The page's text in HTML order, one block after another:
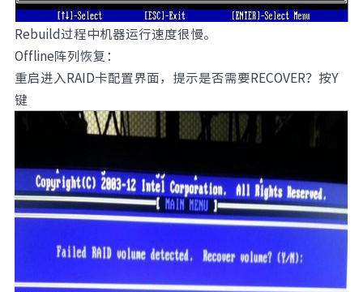
Rebuild过程中机器运行速度很慢。
Offline阵列恢复：
重启进入RAID卡配置界面，提示是否需要RECOVER？按Y
键